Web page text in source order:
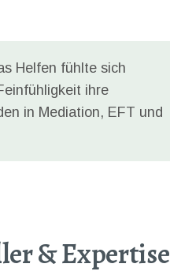
Helfen fühlte sich
ihre
in Mediation, EFT und
& Expertise